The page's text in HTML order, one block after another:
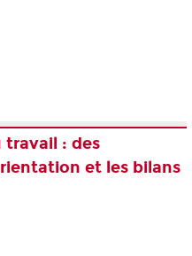
travail : des
et les bilans